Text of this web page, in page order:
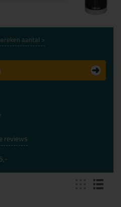
aantal >
reviews